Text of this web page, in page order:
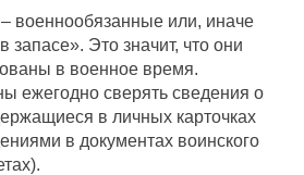
военнообязанные или, иначе
запасе». Это значит, что они
в военное время.
ежегодно сверять сведения о
в личных карточках
в документах воинского